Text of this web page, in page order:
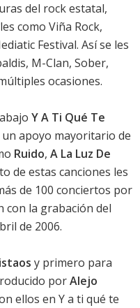
del rock estatal,
como Viña Rock,
Festival. Así se les
M-Clan, Sober,
ocasiones.
Y A Ti Qué Te
apoyo mayoritario de
Ruido, A La Luz De
de estas canciones les
de 100 conciertos por
con la grabación del
de 2006.
y primero para
porAlejo
ellos en Y a ti qué te